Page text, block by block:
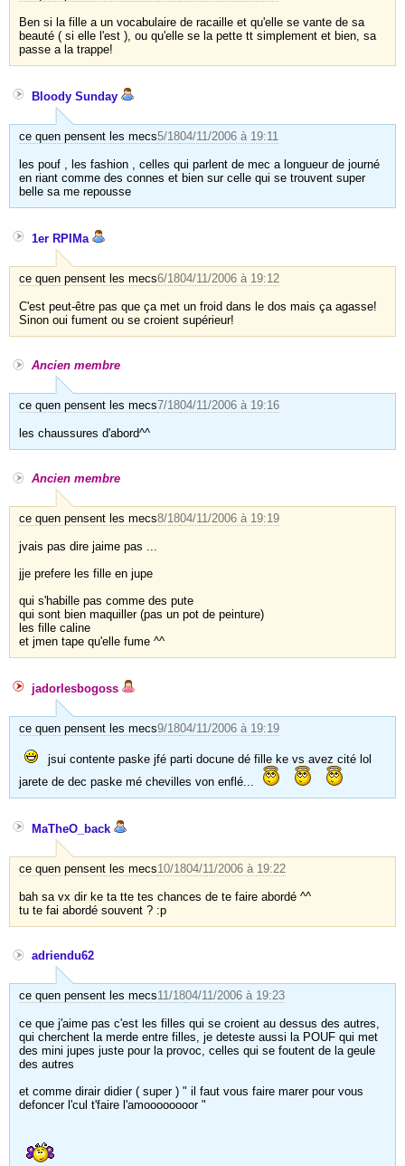
Ben si la fille a un vocabulaire de racaille et qu'elle se vante de sa
beauté ( si elle l'est ), ou qu'elle se la pette tt simplement et bien, sa
passe a la trappe!
Bloody Sunday
ce quen pensent les mecs5/1804/11/2006 à 19:11
les pouf , les fashion , celles qui parlent de mec a longueur de journé
en riant comme des connes et bien sur celle qui se trouvent super
belle sa me repousse
1er RPIMa
ce quen pensent les mecs6/1804/11/2006 à 19:12
C'est peut-être pas que ça met un froid dans le dos mais ça agasse!
Sinon oui fument ou se croient supérieur!
Ancien membre
ce quen pensent les mecs7/1804/11/2006 à 19:16
les chaussures d'abord^^
Ancien membre
ce quen pensent les mecs8/1804/11/2006 à 19:19
jvais pas dire jaime pas ...
jje prefere les fille en jupe
qui s'habille pas comme des pute
qui sont bien maquiller (pas un pot de peinture)
les fille caline
et jmen tape qu'elle fume ^^
jadorlesbogoss
ce quen pensent les mecs9/1804/11/2006 à 19:19
jsui contente paske jfé parti docune dé fille ke vs avez cité lol
jarete de dec paske mé chevilles von enflé...
MaTheO_back
ce quen pensent les mecs10/1804/11/2006 à 19:22
bah sa vx dir ke ta tte tes chances de te faire abordé ^^
tu te fai abordé souvent ? :p
adriendu62
ce quen pensent les mecs11/1804/11/2006 à 19:23
ce que j'aime pas c'est les filles qui se croient au dessus des autres,
qui cherchent la merde entre filles, je deteste aussi la POUF qui met
des mini jupes juste pour la provoc, celles qui se foutent de la geule
des autres
et comme dirair didier ( super ) " il faut vous faire marer pour vous
defoncer l'cul t'faire l'amoooooooor "